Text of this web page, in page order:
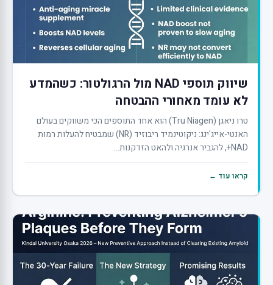
שיווק תוספי NAD מול הרגולטור: כשהמדע
לא עומד מאחורי ההבטחה
טרו ניאגן (Tru Niagen) הוא אחד התוספים הכי משווקים בעולם
האנטי-אייג'ינג: ניקוטינמיד ריבוזיד (NR) שמבטיח להעלות רמות
NAD+, להגביר אנרגיה ולהאט הזדקנות....
קראו עוד ←